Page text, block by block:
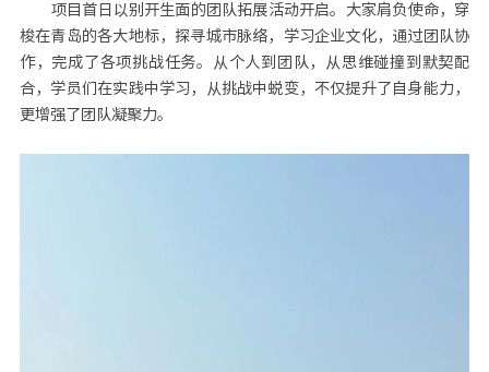
项目首日以别开生面的团队拓展活动开启。大家肩负使命，穿
梭在青岛的各大地标，探寻城市脉络，学习企业文化，通过团队协
作，完成了各项挑战任务。从个人到团队，从思维碰撞到默契配
合，学员们在实践中学习，从挑战中蜕变，不仅提升了自身能力，
更增强了团队凝聚力。